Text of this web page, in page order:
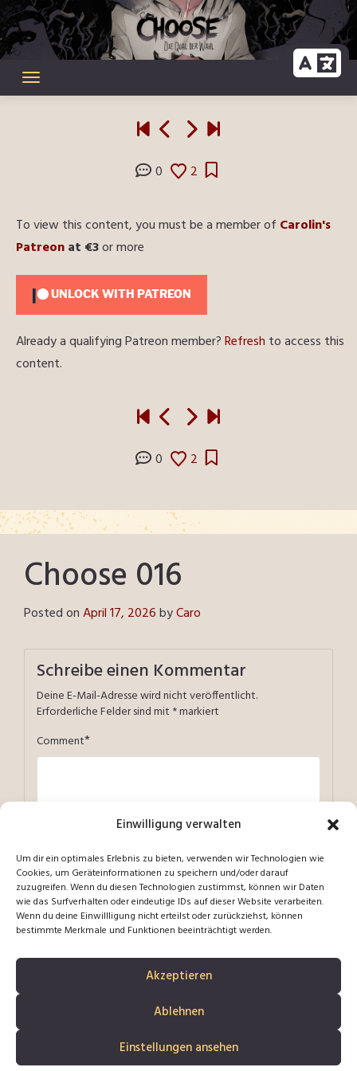
Einwilligung verwalten
Um dir ein optimales Erlebnis zu bieten, verwenden wir Technologien wie
Cookies, um Geräteinformationen zu speichern und/oder darauf
zuzugreifen. Wenn du diesen Technologien zustimmst, können wir Daten
wie das Surfverhalten oder eindeutige IDs auf dieser Website verarbeiten.
Wenn du deine Einwillligung nicht erteilst oder zurückziehst, können
bestimmte Merkmale und Funktionen beeinträchtigt werden.
Akzeptieren
Ablehnen
Einstellungen ansehen
Skip
to
content
0 2
To view this content, you must be a member of Carolin's
Patreonat €3or more
UNLOCK WITH PATREON
Already a qualifying Patreon member?Refresh to access this
content.
0 2
Choose 016
Posted onApril 17, 2026byCaro
Schreibe einen Kommentar
Deine E-Mail-Adresse wird nicht veröffentlicht.
Erforderliche Felder sind mit *markiert
Comment*
Email*
Diese Website verwendet Akismet, um Spam zu reduzieren.